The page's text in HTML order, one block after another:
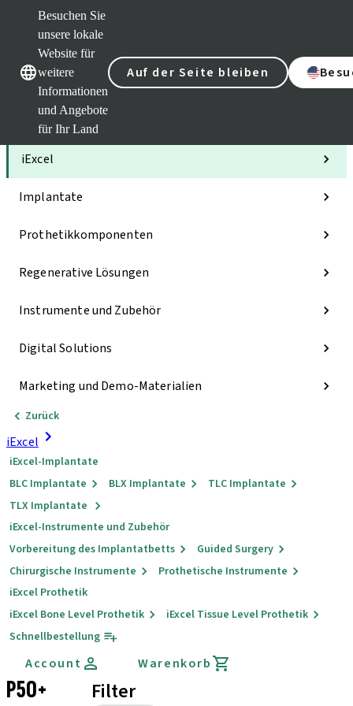
Besuchen Sie
unsere lokale
Website für
weitere
Informationen
und Angebote
für Ihr Land
Auf der Seite bleiben
Unsere MarkenUnsere Marken
Kategorien
iExcel
Implantate
Prothetikkomponenten
Regenerative Lösungen
Instrumente und Zubehör
Digital Solutions
Marketing und Demo-Materialien
Zurück
iExcel
iExcel-Implantate
BLC Implantate
BLX Implantate
TLC Implantate
TLX Implantate
iExcel-Instrumente und Zubehör
Vorbereitung des Implantatbetts
Guided Surgery
Chirurgische Instrumente
Prothetische Instrumente
iExcel Prothetik
iExcel Bone Level Prothetik
iExcel Tissue Level Prothetik
Schnellbestellung
Account Warenkorb
P50+ Filter